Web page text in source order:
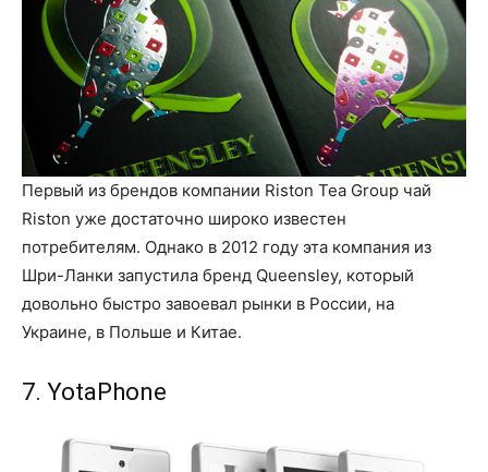
Первый из брендов компании Riston Tea Group чай
Riston уже достаточно широко известен
потребителям. Однако в 2012 году эта компания из
Шри-Ланки запустила бренд Queensley, который
довольно быстро завоевал рынки в России, на
Украине, в Польше и Китае.
7. YotaPhone